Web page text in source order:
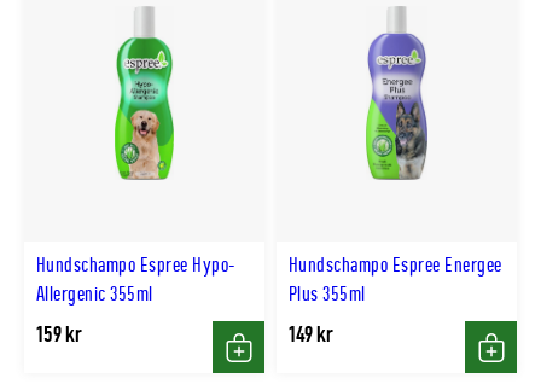
Hundschampo Espree Hypo-
Allergenic 355ml
159 kr
Köp
Hundschampo Espree Energee
Plus 355ml
149 kr
Köp